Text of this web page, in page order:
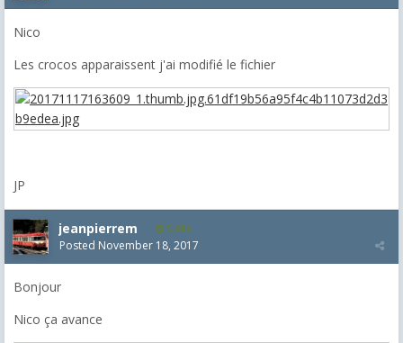
Nico
Les crocos apparaissent j'ai modifié le fichier
JP
jeanpierrem 5,986
Posted November 18, 2017
Bonjour
Nico ça avance